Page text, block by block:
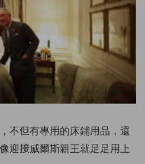
不但有專用的床鋪用品，還
迎接威爾斯親王就足足用上